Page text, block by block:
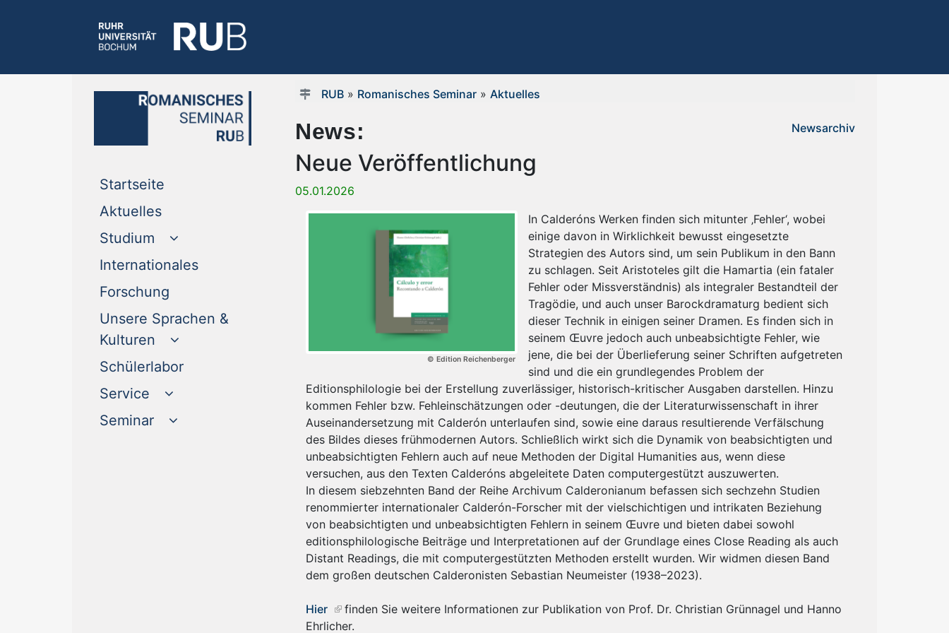
Startseite
Aktuelles(current)
Studium
Internationales(current)
Forschung
Unsere Sprachen &
Kulturen
Schülerlabor(current)
Service
Seminar
RUB» Romanisches Seminar» Aktuelles
News: Newsarchiv
Neue Veröffentlichung
05.01.2026
© Edition Reichenberger
In Calderóns Werken finden sich mitunter ‚Fehler‘, wobei
einige davon in Wirklichkeit bewusst eingesetzte
Strategien des Autors sind, um sein Publikum in den Bann
zu schlagen. Seit Aristoteles gilt die Hamartia (ein fataler
Fehler oder Missverständnis) als integraler Bestandteil der
Tragödie, und auch unser Barockdramaturg bedient sich
dieser Technik in einigen seiner Dramen. Es finden sich in
seinem Œuvre jedoch auch unbeabsichtigte Fehler, wie
jene, die bei der Überlieferung seiner Schriften aufgetreten
sind und die ein grundlegendes Problem der
Editionsphilologie bei der Erstellung zuverlässiger, historisch-kritischer Ausgaben darstellen. Hinzu
kommen Fehler bzw. Fehleinschätzungen oder -deutungen, die der Literaturwissenschaft in ihrer
Auseinandersetzung mit Calderón unterlaufen sind, sowie eine daraus resultierende Verfälschung
des Bildes dieses frühmodernen Autors. Schließlich wirkt sich die Dynamik von beabsichtigten und
unbeabsichtigten Fehlern auch auf neue Methoden der Digital Humanities aus, wenn diese
versuchen, aus den Texten Calderóns abgeleitete Daten computergestützt auszuwerten.
In diesem siebzehnten Band der Reihe Archivum Calderonianum befassen sich sechzehn Studien
renommierter internationaler Calderón-Forscher mit der vielschichtigen und intrikaten Beziehung
von beabsichtigten und unbeabsichtigten Fehlern in seinem Œuvre und bieten dabei sowohl
editionsphilologische Beiträge und Interpretationen auf der Grundlage eines Close Reading als auch
Distant Readings, die mit computergestützten Methoden erstellt wurden. Wir widmen diesen Band
dem großen deutschen Calderonisten Sebastian Neumeister (1938–2023).
Hier
finden Sie weitere Informationen zur Publikation von Prof. Dr. Christian Grünnagel und Hanno
Ehrlicher.